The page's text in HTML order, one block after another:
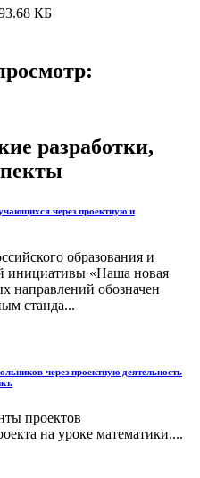
КБ
разработки,
через проектную и
образования и
инициативы «Наша новая
направлений обозначен
станда...
через проектную деятельность
проектов
на уроке математики....